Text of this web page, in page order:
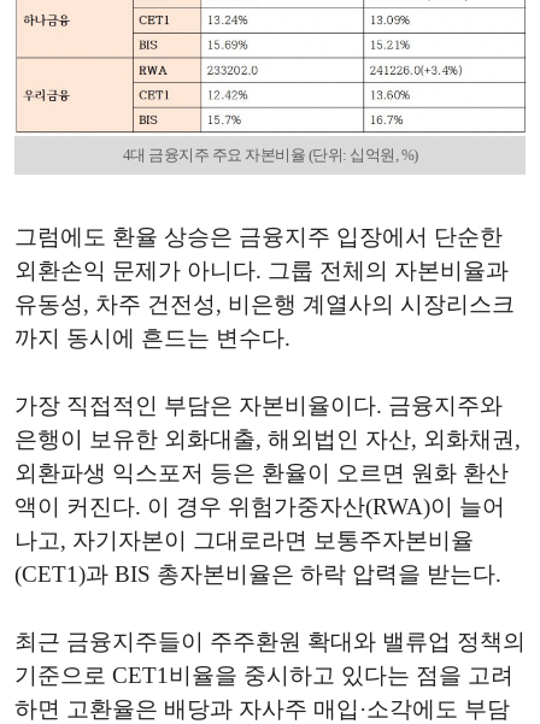
4대 금융지주 주요 자본비율 (단위: 십억원, %)
그럼에도 환율 상승은 금융지주 입장에서 단순한
외환손익 문제가 아니다. 그룹 전체의 자본비율과
유동성, 차주 건전성, 비은행 계열사의 시장리스크
까지 동시에 흔드는 변수다.
가장 직접적인 부담은 자본비율이다. 금융지주와
은행이 보유한 외화대출, 해외법인 자산, 외화채권,
외환파생 익스포저 등은 환율이 오르면 원화 환산
액이 커진다. 이 경우 위험가중자산(RWA)이 늘어
나고, 자기자본이 그대로라면 보통주자본비율
(CET1)과 BIS 총자본비율은 하락 압력을 받는다.
최근 금융지주들이 주주환원 확대와 밸류업 정책의
기준으로 CET1비율을 중시하고 있다는 점을 고려
하면 고환율은 배당과 자사주 매입·소각에도 부담